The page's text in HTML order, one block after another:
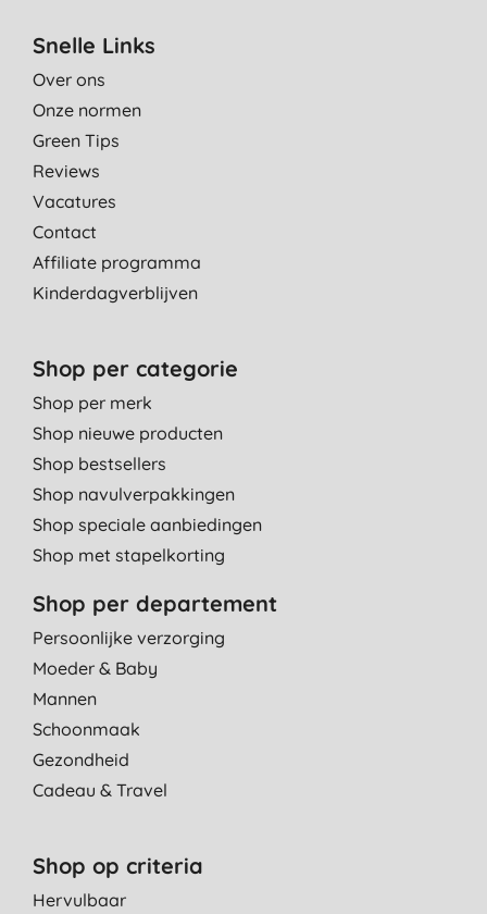
Snelle Links
Over ons
Onze normen
Green Tips
Reviews
Vacatures
Contact
Affiliate programma
Kinderdagverblijven
Shop per categorie
Shop per merk
Shop nieuwe producten
Shop bestsellers
Shop navulverpakkingen
Shop speciale aanbiedingen
Shop met stapelkorting
Shop per departement
Persoonlijke verzorging
Moeder & Baby
Mannen
Schoonmaak
Gezondheid
Cadeau & Travel
Shop op criteria
Hervulbaar